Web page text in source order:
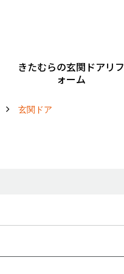
きたむらの玄関ドアリフ
ォーム
玄関ドア